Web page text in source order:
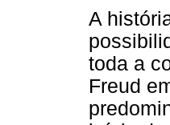
A
toda a
Freud